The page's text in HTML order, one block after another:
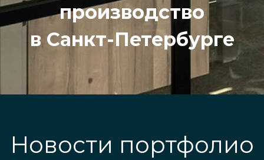
производство
в Санкт-Петербурге
Новости портфолио